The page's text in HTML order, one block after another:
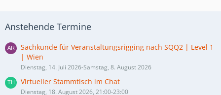
Anstehende Termine
Sachkunde für Veranstaltungsrigging nach SQQ2 | Level 1
| Wien
Dienstag, 14. Juli 2026-Samstag, 8. August 2026
Virtueller Stammtisch im Chat
Dienstag, 18. August 2026, 21:00-23:00